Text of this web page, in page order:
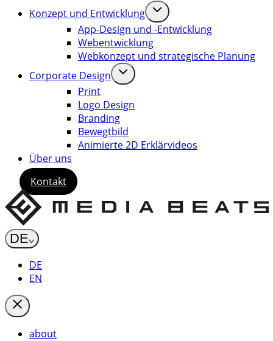
Konzept und Entwicklung
App-Design und -Entwicklung
Webentwicklung
Webkonzept und strategische Planung
Corporate Design
Print
Logo Design
Branding
Bewegtbild
Animierte 2D Erklärvideos
Über uns
Kontakt
DE
DE
EN
about